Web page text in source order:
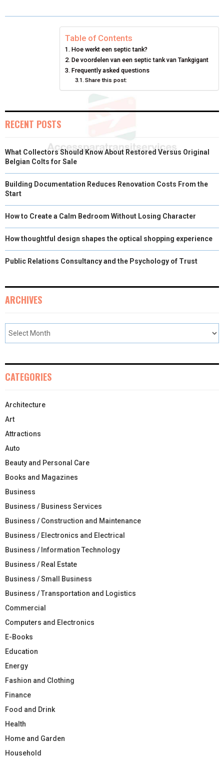
O
T O
N
O
O
K
O
N
R
E
S
T
O
D O
Table of Contents
Hoe werkt een septic tank?
De voordelen van een septic tank van Tankgigant
Frequently asked questions
Share this post:
RECENT POSTS
What Collectors Should Know About Restored Versus Original
Belgian Colts for Sale
Building Documentation Reduces Renovation Costs From the
Start
How to Create a Calm Bedroom Without Losing Character
How thoughtful design shapes the optical shopping experience
Public Relations Consultancy and the Psychology of Trust
ARCHIVES
CATEGORIES
Architecture
Art
Attractions
Auto
Beauty and Personal Care
Books and Magazines
Business
Business / Business Services
Business / Construction and Maintenance
Business / Electronics and Electrical
Business / Information Technology
Business / Real Estate
Business / Small Business
Business / Transportation and Logistics
Commercial
Computers and Electronics
E-Books
Education
Energy
Fashion and Clothing
Finance
Food and Drink
Health
Home and Garden
Household